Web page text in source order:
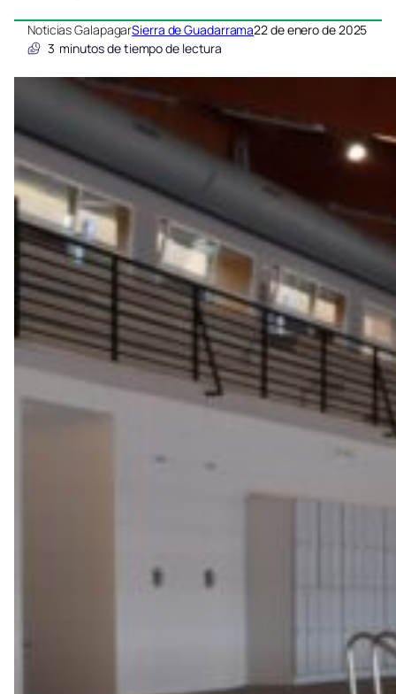
Noticias GalapagarSierra de Guadarrama22 de enero de 2025
3 minutos de tiempo de lectura